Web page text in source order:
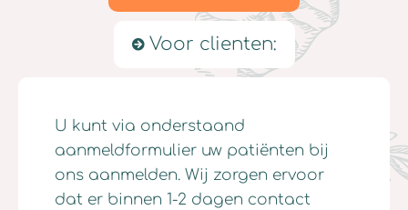
Voor clienten:
U kunt via onderstaand
aanmeldformulier uw patiënten bij
ons aanmelden. Wij zorgen ervoor
dat er binnen 1-2 dagen contact